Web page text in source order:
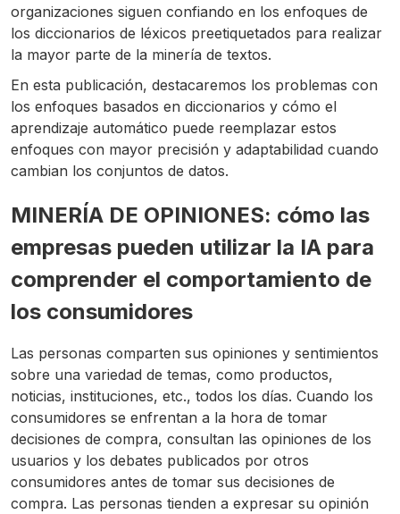
organizaciones siguen confiando en los enfoques de
los diccionarios de léxicos preetiquetados para realizar
la mayor parte de la minería de textos.
En esta publicación, destacaremos los problemas con
los enfoques basados en diccionarios y cómo el
aprendizaje automático puede reemplazar estos
enfoques con mayor precisión y adaptabilidad cuando
cambian los conjuntos de datos.
MINERÍA DE OPINIONES: cómo las
empresas pueden utilizar la IA para
comprender el comportamiento de
los consumidores
Las personas comparten sus opiniones y sentimientos
sobre una variedad de temas, como productos,
noticias, instituciones, etc., todos los días. Cuando los
consumidores se enfrentan a la hora de tomar
decisiones de compra, consultan las opiniones de los
usuarios y los debates publicados por otros
consumidores antes de tomar sus decisiones de
compra. Las personas tienden a expresar su opinión